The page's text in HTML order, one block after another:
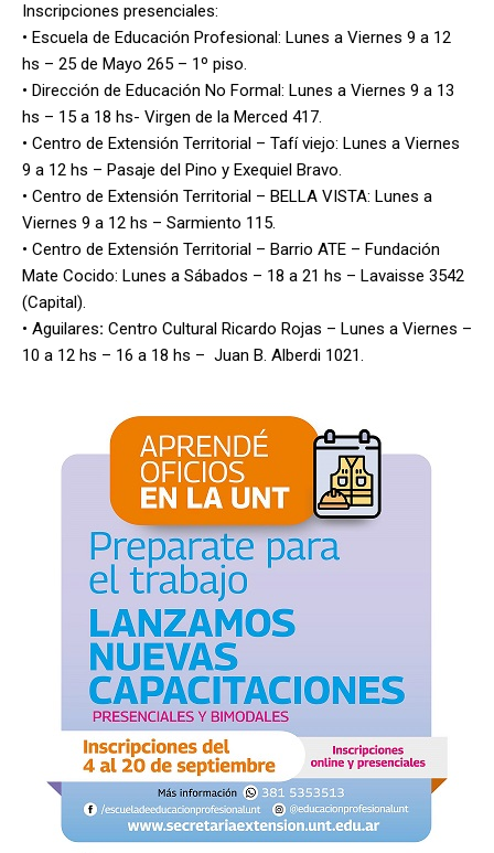
Inscripciones presenciales:
• Escuela de Educación Profesional: Lunes a Viernes 9 a 12
hs – 25 de Mayo 265 – 1º piso.
• Dirección de Educación No Formal: Lunes a Viernes 9 a 13
hs – 15 a 18 hs- Virgen de la Merced 417.
• Centro de Extensión Territorial – Tafí viejo: Lunes a Viernes
9 a 12 hs – Pasaje del Pino y Exequiel Bravo.
• Centro de Extensión Territorial – BELLA VISTA: Lunes a
Viernes 9 a 12 hs – Sarmiento 115.
• Centro de Extensión Territorial – Barrio ATE – Fundación
Mate Cocido: Lunes a Sábados – 18 a 21 hs – Lavaisse 3542
(Capital).
• Aguilares: Centro Cultural Ricardo Rojas – Lunes a Viernes –
10 a 12 hs – 16 a 18 hs – Juan B. Alberdi 1021.